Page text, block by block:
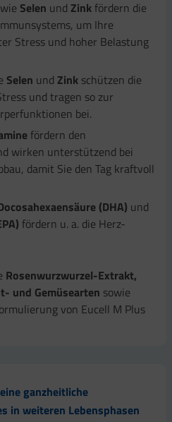
Selen und Zinkfördern die
um Ihre
Stress und hoher Belastung
Selen und Zink schützen die
und tragen so zur
bei.
fördern den
wirken unterstützend bei
damit Sie den Tag kraftvoll
(DHA) und
fördern u. a. die Herz-
Rosenwurzwurzel-Extrakt,
und Gemüsearten sowie
von Eucell M Plus
ganzheitliche
in weiteren Lebensphasen